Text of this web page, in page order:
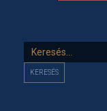
Keresés...
KERESÉS